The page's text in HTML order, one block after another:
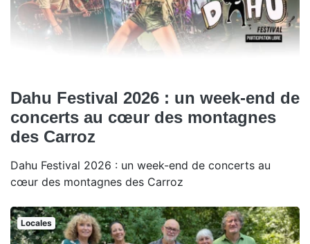
Dahu Festival 2026 : un week-end de
concerts au cœur des montagnes
des Carroz
Dahu Festival 2026 : un week-end de concerts au
cœur des montagnes des Carroz
Locales